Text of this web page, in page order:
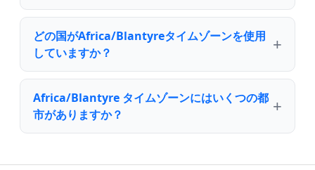
どの国がAfrica/Blantyreタイムゾーンを使用
していますか？
Africa/Blantyre タイムゾーンにはいくつの都
市がありますか？